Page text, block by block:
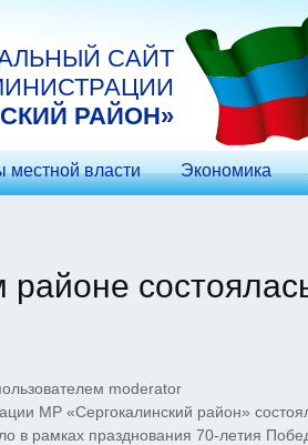
САЙТ
РАЙОН»
местной власти Экономика
районе
moderator
МР «Сергокалинский район»
в рамках празднования 70-летия